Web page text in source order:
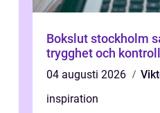
Bokslut stockholm så skapar företag
trygghet och
04 augusti 2026
inspiration